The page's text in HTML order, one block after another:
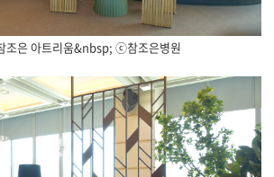
조은 아트리움&nbsp; ⓒ참조은병원